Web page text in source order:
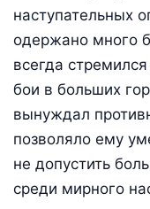
наступательных
одержано много
всегда
бои в больших
вынуждал
позволяло ему
не допустить
среди мирного